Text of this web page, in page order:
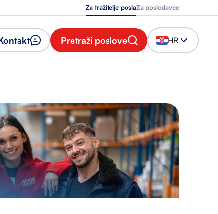
Za tražitelje poslaZa poslodavce
Pretraži poslove HR